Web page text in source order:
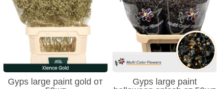
Gyps large paint gold от
Gyps large paint